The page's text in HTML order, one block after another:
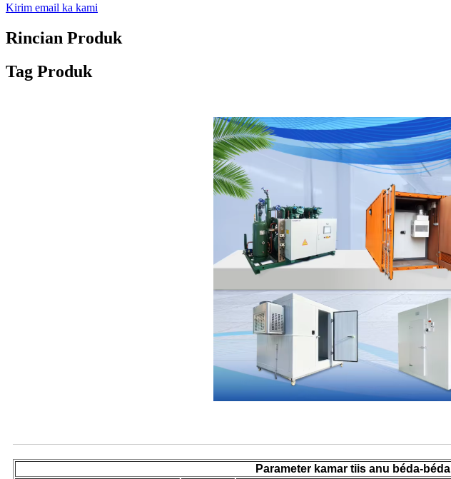
Kirim email ka kami
Rincian Produk
Tag Produk
Parameter kamar tiis anu béda-béda